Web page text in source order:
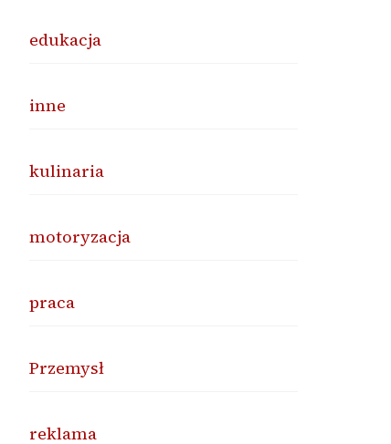
edukacja
inne
kulinaria
motoryzacja
praca
Przemysł
reklama